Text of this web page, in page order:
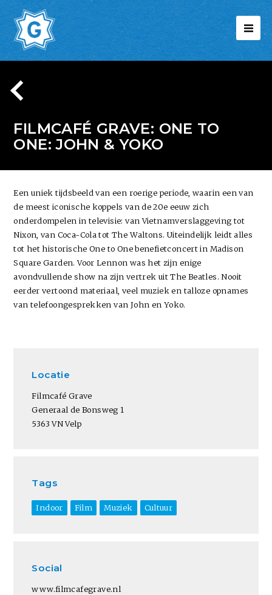
FILMCAFÉ GRAVE: ONE TO
ONE: JOHN & YOKO
Een uniek tijdsbeeld van een roerige periode, waarin een van
de meest iconische koppels van de 20e eeuw zich
onderdompelen in televisie: van Vietnamverslaggeving tot
Nixon, van Coca-Cola tot The Waltons. Uiteindelijk leidt alles
tot het historische One to One benefietconcert in Madison
Square Garden. Voor Lennon was het zijn enige
avondvullende show na zijn vertrek uit The Beatles. Nooit
eerder vertoond materiaal, veel muziek en talloze opnames
van telefoongesprekken van John en Yoko.
Locatie
Filmcafé Grave
Generaal de Bonsweg 1
5363 VN Velp
Tags
Indoor Film Muziek Cultuur
Social
www.filmcafegrave.nl